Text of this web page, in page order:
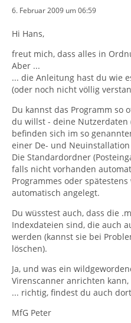
6. Februar 2009 um 06:59
Hi Hans,
freut mich, dass alles in
Aber ...
... die Anleitung hast du wie
(oder noch nicht völlig
Du kannst das Programm so
du willst - deine Nutzerdaten
befinden sich im so
einer De- und
Die Standardordner
falls nicht vorhanden
Programmes oder
automatisch angelegt.
Du wüsstest auch, dass die
Indexdateien sind, die auch
werden (kannst sie bei
löschen).
Ja, und was ein
Virenscanner anrichten kann,
... richtig, findest du auch
MfG Peter